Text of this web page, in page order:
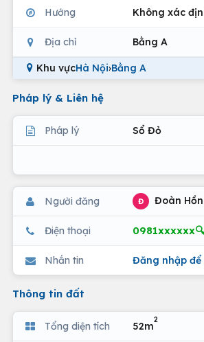
Hướng Không xác
Địa chỉ Bằng A
Khu vựcHà Nội›Bằng A
Pháp lý & Liên hệ
Pháp lý Sổ Đỏ
Người đăng Đ Đoàn
Điện thoại 0981xxxxxx🔍
Nhắn tin Đăng nhập để
Thông tin đất
Tổng diện tích 52m
2